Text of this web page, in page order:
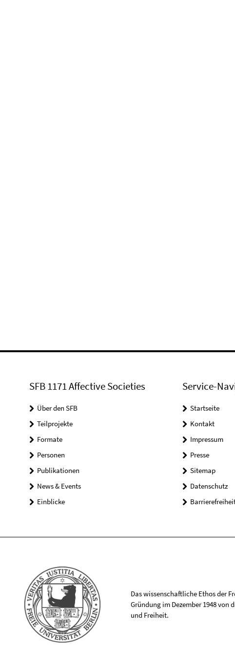
SFB 1171 Affective Societies
Über den SFB
Teilprojekte
Formate
Personen
Publikationen
News & Events
Einblicke
Service-
Startseite
Kontakt
Impressum
Presse
Sitemap
Datenschutz
Das wissenschaftliche Ethos der
Gründung im Dezember 1948
und Freiheit.